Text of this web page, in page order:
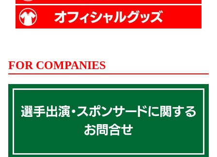
FOR COMPANIES